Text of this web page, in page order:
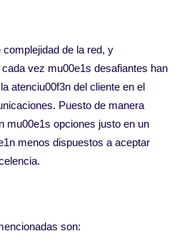
de la red, y
vez mu00e1s desafiantes han
atenciu00f3n del cliente en el
Puesto de manera
mu00e1s opciones justo en un
menos dispuestos a aceptar
son: